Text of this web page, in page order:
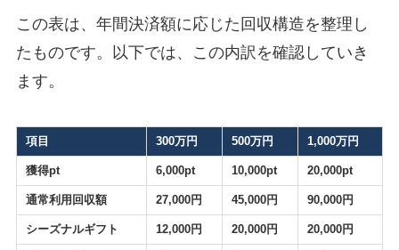
この表は、年間決済額に応じた回収構造を整理し
たものです。以下では、この内訳を確認していき
ます。
項目 300万円 500万円 1,000万円
獲得pt 6,000pt 10,000pt 20,000pt
通常利用回収額 27,000円 45,000円 90,000円
シーズナルギフト 12,000円 20,000円 20,000円